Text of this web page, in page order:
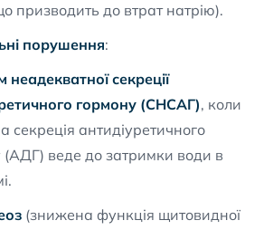
призводить до втрат натрію).
порушення:
секреції
гормону (СНСАГ), коли
секреція антидіуретичного
(АДГ) веде до затримки води в
(знижена функція щитовидної